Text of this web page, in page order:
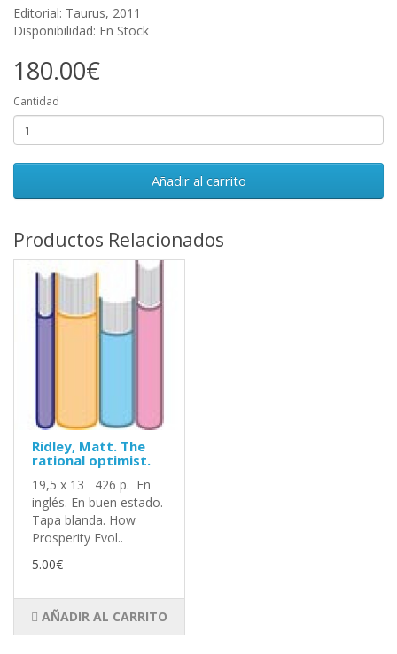
Editorial: Taurus, 2011
Disponibilidad: En Stock
180.00€
Cantidad
Añadir al carrito
Productos Relacionados
Ridley, Matt. The
rational optimist.
19,5 x 13 426 p. En
inglés. En buen estado.
Tapa blanda. How
Prosperity Evol..
5.00€
AÑADIR AL CARRITO